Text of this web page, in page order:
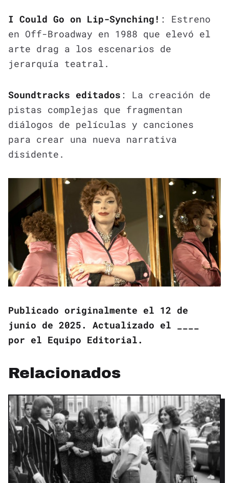
I Could Go on Lip-Synching! : Estreno
en Off-Broadway en 1988 que elevó el
arte drag a los escenarios de
jerarquía teatral.
Soundtracks editados : La creación de
pistas complejas que fragmentan
diálogos de películas y canciones
para crear una nueva narrativa
disidente.
Publicado originalmente el 12 de
junio de 2025. Actualizado el ____
por el Equipo Editorial.
Relacionados